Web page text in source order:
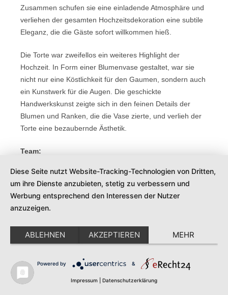
Zusammen schufen sie eine einladende Atmosphäre und
verliehen der gesamten Hochzeitsdekoration eine subtile
Eleganz, die die Gäste sofort willkommen hieß.
Die Torte war zweifellos ein weiteres Highlight der
Hochzeit. In Form einer Blumenvase gestaltet, war sie
nicht nur eine Köstlichkeit für den Gaumen, sondern auch
ein Kunstwerk für die Augen. Die geschickte
Handwerkskunst zeigte sich in den feinen Details der
Blumen und Ranken, die die Vase zierte, und verlieh der
Torte eine bezaubernde Ästhetik.
Team:
https://www.winzerhof-stahl.de/
Bilder: Saerahgraphy –https://saerahgraphy.de/
Dekoration & Floristik – WIR
Styling: loveglow_by_sonjaschary
https://www.ivoryandblush.de/
Torte: Henrikes Art of Cakes –
https://www.henrikesartofcakes.com/
Diese Seite nutzt Website-Tracking-Technologien von Dritten,
um ihre Dienste anzubieten, stetig zu verbessern und
Werbung entsprechend den Interessen der Nutzer
anzuzeigen.
ABLEHNEN AKZEPTIEREN MEHR
Powered by &
Impressum Datenschutzerklärung